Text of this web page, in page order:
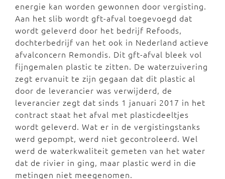
energie kan worden gewonnen door vergisting.
Aan het slib wordt gft-afval toegevoegd dat
wordt geleverd door het bedrijf Refoods,
dochterbedrijf van het ook in Nederland actieve
afvalconcern Remondis. Dit gft-afval bleek vol
fijngemalen plastic te zitten. De waterzuivering
zegt ervanuit te zijn gegaan dat dit plastic al
door de leverancier was verwijderd, de
leverancier zegt dat sinds 1 januari 2017 in het
contract staat het afval met plasticdeeltjes
wordt geleverd. Wat er in de vergistingstanks
werd gepompt, werd niet gecontroleerd. Wel
werd de waterkwaliteit gemeten van het water
dat de rivier in ging, maar plastic werd in die
metingen niet meegenomen.